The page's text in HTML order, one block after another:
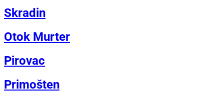
Skradin
Otok Murter
Pirovac
Primošten